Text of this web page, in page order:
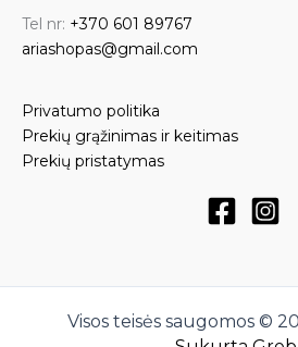
Tel nr: +370 601 89767
ariashopas@gmail.com
Privatumo politika
Prekių grąžinimas ir keitimas
Prekių pristatymas
Visos teisės saugomos ©